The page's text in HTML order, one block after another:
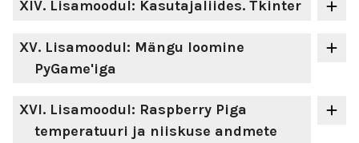
XIV. Lisamoodul: Kasutajaliides. Tkinter
XV. Lisamoodul: Mängu loomine
PyGame'iga
XVI. Lisamoodul: Raspberry Piga
temperatuuri ja niiskuse andmete